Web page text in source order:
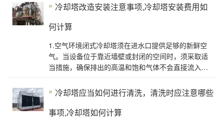
冷却塔改造安装注意事项,冷却塔安装费用如
何计算
1.空气环境闭式冷却塔须在进水口提供足够的新鲜空
气。当设备位于靠近墙壁或封闭的空间时，须采取适
当措施，确保排出的高温和饱和气体不会直接流入进
气口。2.流体相容性由冷却塔冷却的流体须与线圈材
冷却塔应当如何进行清洗，清洗时应注意哪些
事项,冷却塔如何计算